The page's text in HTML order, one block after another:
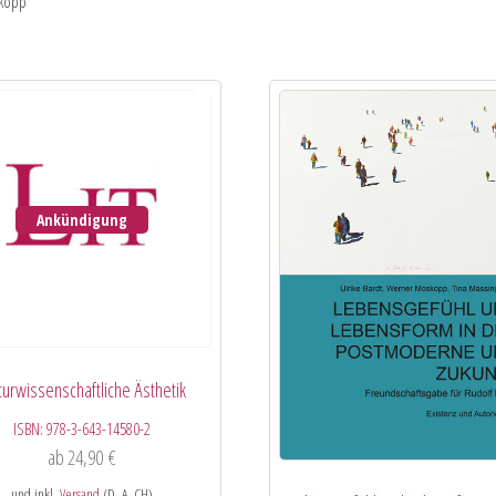
Ankündigung
Ästhetik
ISBN:978-3-643-14580-2
ab24,90€